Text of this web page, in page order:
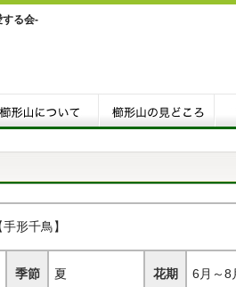
る会-
形千鳥】
季節 夏 花期 6月～8